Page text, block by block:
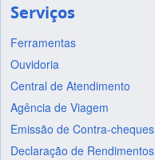
Serviços
Ferramentas
Ouvidoria
Central de Atendimento
Agência de Viagem
Emissão de Contra-cheques
Declaração de Rendimentos